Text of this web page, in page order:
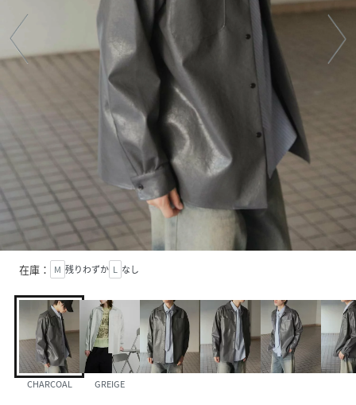
在庫： M 残りわずか L なし
CHARCOAL GREIGE